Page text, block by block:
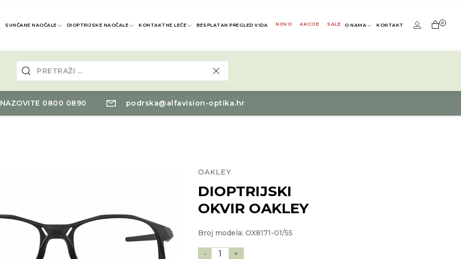
SUNČANE NAOČALE DIOPTRIJSKE NAOČALE KONTAKTNE LEĆE BESPLATAN PREGLED VIDA NOVO AKCIJE SALE O NAMA KONTAKT 0
NAZOVITE 0800 0890 podrska@alfavision-optika.hr
OAKLEY
DIOPTRIJSKI
OKVIR OAKLEY
Broj modela: OX8171-01/55
- 1 +